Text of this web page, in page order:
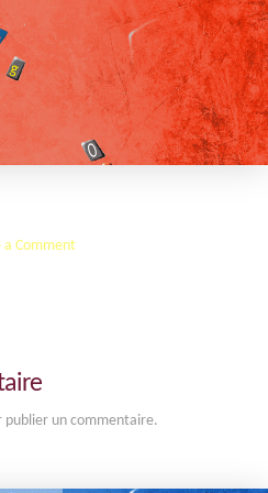
a Comment
un commentaire.